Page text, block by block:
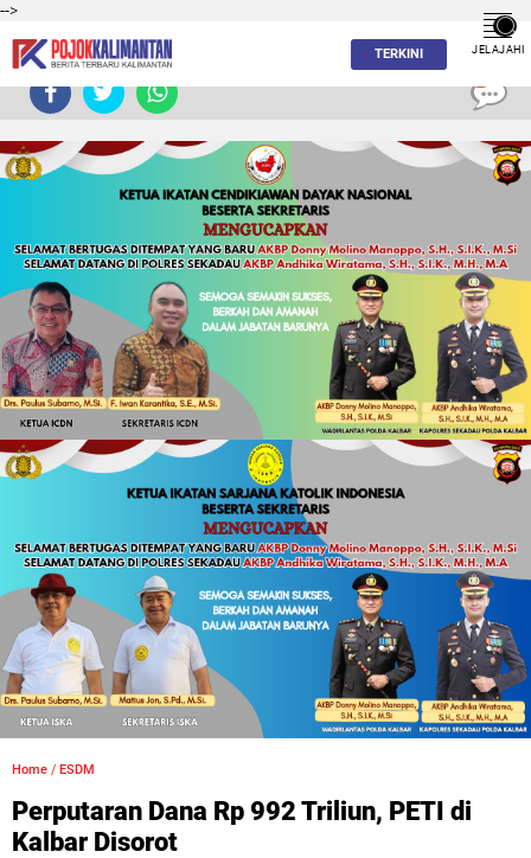
-->
TERKINI JELAJAHI
Home / ESDM
Perputaran Dana Rp 992 Triliun, PETI di
Kalbar Disorot